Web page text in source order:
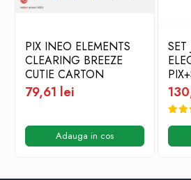
PIX INEO ELEMENTS
CLEARING BREEZE
CUTIE CARTON
79,61 lei
Adauga in cos